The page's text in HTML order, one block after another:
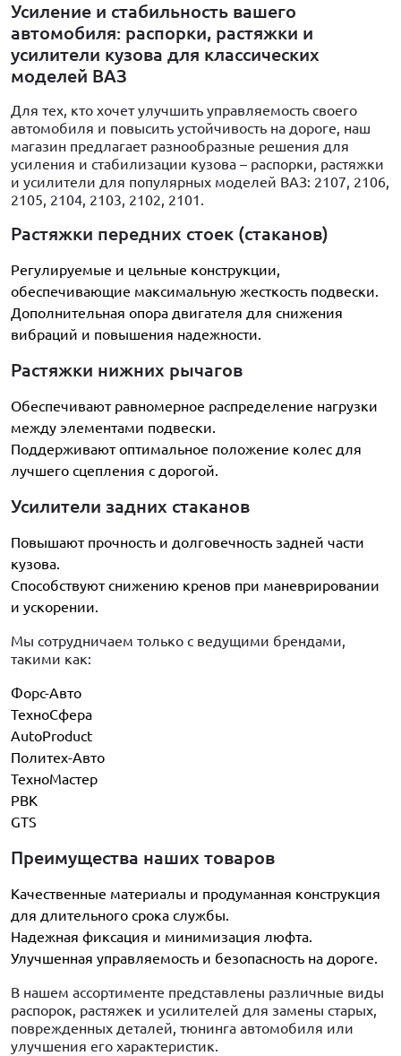
Усиление и стабильность вашего
автомобиля: распорки, растяжки и
усилители кузова для классических
моделей ВАЗ
Для тех, кто хочет улучшить управляемость своего
автомобиля и повысить устойчивость на дороге, наш
магазин предлагает разнообразные решения для
усиления и стабилизации кузова – распорки, растяжки
и усилители для популярных моделей ВАЗ: 2107, 2106,
2105, 2104, 2103, 2102, 2101.
Растяжки передних стоек (стаканов)
Регулируемые и цельные конструкции,
обеспечивающие максимальную жесткость подвески.
Дополнительная опора двигателя для снижения
вибраций и повышения надежности.
Растяжки нижних рычагов
Обеспечивают равномерное распределение нагрузки
между элементами подвески.
Поддерживают оптимальное положение колес для
лучшего сцепления с дорогой.
Усилители задних стаканов
Повышают прочность и долговечность задней части
кузова.
Способствуют снижению кренов при маневрировании
и ускорении.
Мы сотрудничаем только с ведущими брендами,
такими как:
Форс-Авто
ТехноСфера
AutoProduct
Политех-Авто
ТехноМастер
PBK
GTS
Преимущества наших товаров
Качественные материалы и продуманная конструкция
для длительного срока службы.
Надежная фиксация и минимизация люфта.
Улучшенная управляемость и безопасность на дороге.
В нашем ассортименте представлены различные виды
распорок, растяжек и усилителей для замены старых,
поврежденных деталей, тюнинга автомобиля или
улучшения его характеристик.